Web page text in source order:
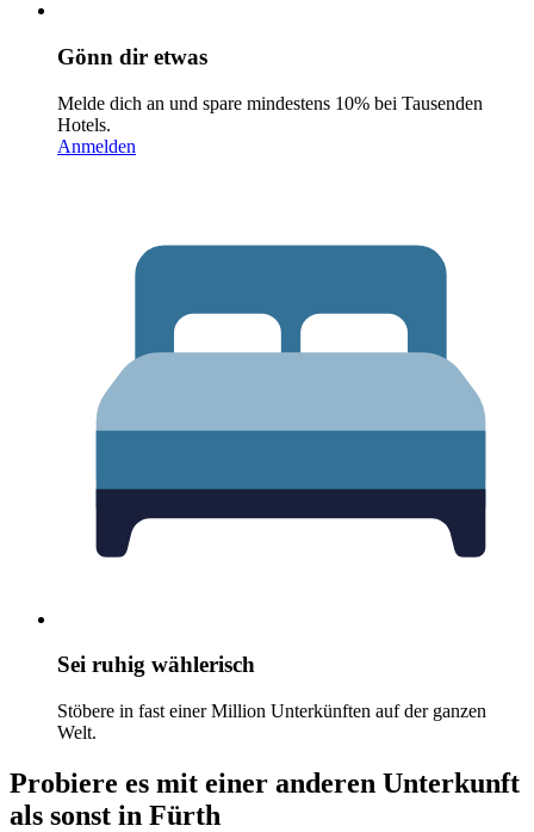
Gönn dir etwas
Melde dich an und spare mindestens 10% bei Tausenden
Hotels.
Anmelden
Sei ruhig wählerisch
Stöbere in fast einer Million Unterkünften auf der ganzen
Welt.
Probiere es mit einer anderen Unterkunft
als sonst in Fürth